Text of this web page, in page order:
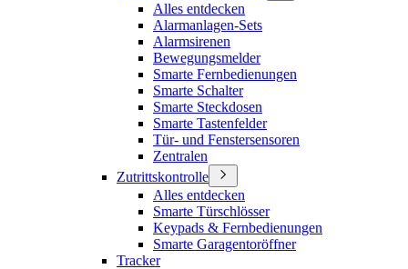
Alles entdecken
Alarmanlagen-Sets
Alarmsirenen
Bewegungsmelder
Smarte Fernbedienungen
Smarte Schalter
Smarte Steckdosen
Smarte Tastenfelder
Tür- und Fenstersensoren
Zentralen
Zutrittskontrolle
Alles entdecken
Smarte Türschlösser
Keypads & Fernbedienungen
Smarte Garagentoröffner
Tracker